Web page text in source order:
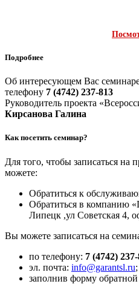
Подробнее
Об интересующем Вас
телефону 7 (4742) 237-813
Руководитель проекта
Кирсанова Галина
Как посетить семинар?
Для того, чтобы записаться на
можете:
Обратиться к
Обратиться в компанию
Липецк ,ул Советская 4,
Вы можете записаться на
по телефону: 7 (4742)
эл. почта: info@garantsl.ru;
заполнив форму